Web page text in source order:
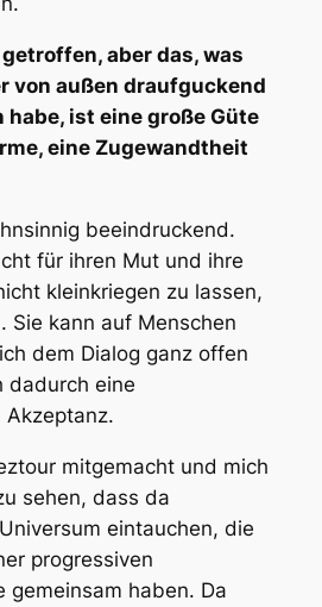
aber das, was
von außen draufguckend
habe, ist eine große Güte
eine Zugewandtheit
beeindruckend.
für ihren Mut und ihre
kleinkriegen zu lassen,
Sie kann auf Menschen
dem Dialog ganz offen
dadurch eine
mitgemacht und mich
sehen, dass da
eintauchen, die
progressiven
gemeinsam haben. Da